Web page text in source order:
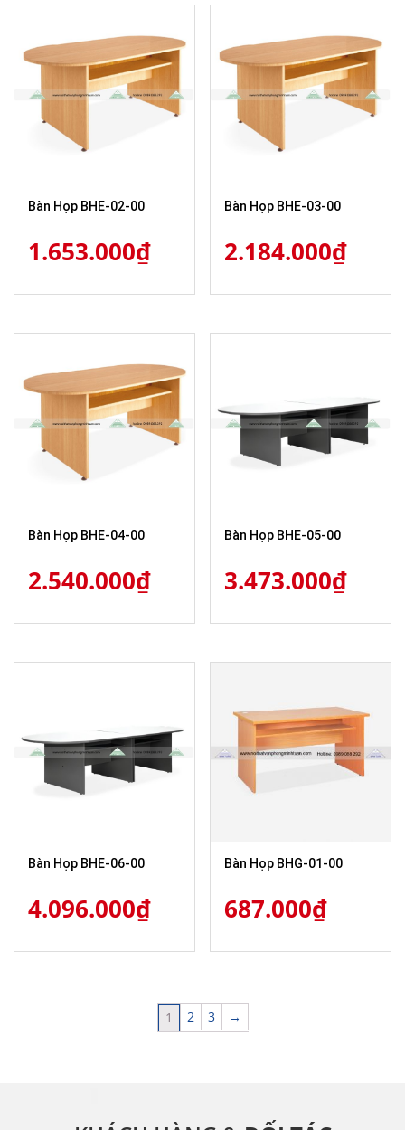
Bàn Họp BHE-02-00
1.653.000₫
Bàn Họp BHE-03-00
2.184.000₫
Bàn Họp BHE-04-00
2.540.000₫
Bàn Họp BHE-05-00
3.473.000₫
Bàn Họp BHE-06-00
4.096.000₫
Bàn Họp BHG-01-00
687.000₫
1 2 3 →